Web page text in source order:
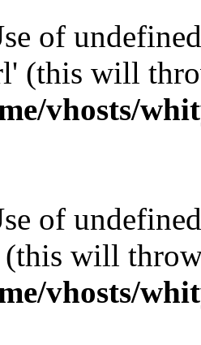
of
(this will
vhosts/
of
will
vhosts/